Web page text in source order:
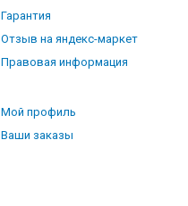
Гарантия
Отзыв на яндекс-маркет
Правовая информация
Мой профиль
Ваши заказы